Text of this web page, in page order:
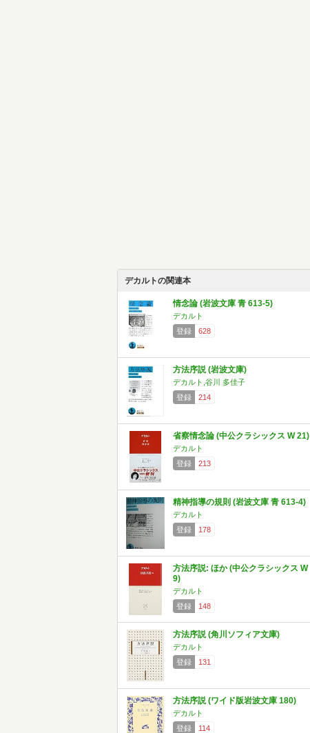
デカルトの関連本
情念論 (岩波文庫 青 613-5)
デカルト
登録
628
方法序説 (岩波文庫)
デカルト,谷川 多佳子
登録
214
省察情念論 (中公クラシックス W 21)
デカルト
登録
213
精神指導の規則 (岩波文庫 青 613-4)
デカルト
登録
178
方法序説: ほか (中公クラシックス W
9)
デカルト
登録
148
方法序説 (角川ソフィア文庫)
デカルト
登録
131
方法序説 (ワイド版岩波文庫 180)
デカルト
登録
114